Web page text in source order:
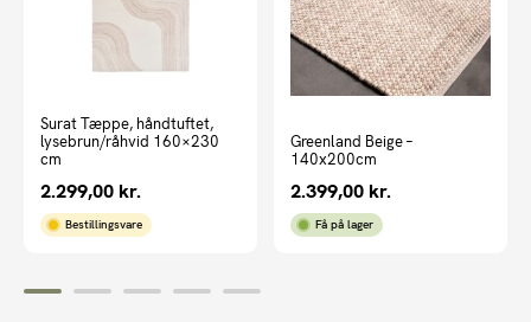
Surat Tæppe, håndtuftet,
lysebrun/råhvid 160×230
cm
2.299,00 kr.
Bestillingsvare
Greenland Beige –
140x200cm
2.399,00 kr.
Få på lager